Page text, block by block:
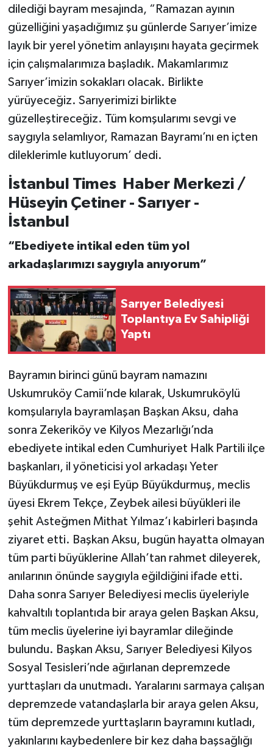
dilediği bayram mesajında, “Ramazan ayının
güzelliğini yaşadığımız şu günlerde Sarıyer’imize
layık bir yerel yönetim anlayışını hayata geçirmek
için çalışmalarımıza başladık. Makamlarımız
Sarıyer’imizin sokakları olacak. Birlikte
yürüyeceğiz. Sarıyerimizi birlikte
güzelleştireceğiz. Tüm komşularımı sevgi ve
saygıyla selamlıyor, Ramazan Bayramı’nı en içten
dileklerimle kutluyorum’ dedi.
İstanbul Times Haber Merkezi /
Hüseyin Çetiner - Sarıyer -
İstanbul
“Ebediyete intikal eden tüm yol
arkadaşlarımızı saygıyla anıyorum”
Sarıyer Belediyesi
Toplantıya Ev Sahipliği
Yaptı
Bayramın birinci günü bayram namazını
Uskumruköy Camii’nde kılarak, Uskumruköylü
komşularıyla bayramlaşan Başkan Aksu, daha
sonra Zekeriköy ve Kilyos Mezarlığı’nda
ebediyete intikal eden Cumhuriyet Halk Partili ilçe
başkanları, il yöneticisi yol arkadaşı Yeter
Büyükdurmuş ve eşi Eyüp Büyükdurmuş, meclis
üyesi Ekrem Tekçe, Zeybek ailesi büyükleri ile
şehit Asteğmen Mithat Yılmaz’ı kabirleri başında
ziyaret etti. Başkan Aksu, bugün hayatta olmayan
tüm parti büyüklerine Allah’tan rahmet dileyerek,
anılarının önünde saygıyla eğildiğini ifade etti.
Daha sonra Sarıyer Belediyesi meclis üyeleriyle
kahvaltılı toplantıda bir araya gelen Başkan Aksu,
tüm meclis üyelerine iyi bayramlar dileğinde
bulundu. Başkan Aksu, Sarıyer Belediyesi Kilyos
Sosyal Tesisleri’nde ağırlanan depremzede
yurttaşları da unutmadı. Yaralarını sarmaya çalışan
depremzede vatandaşlarla bir araya gelen Aksu,
tüm depremzede yurttaşların bayramını kutladı,
yakınlarını kaybedenlere bir kez daha başsağlığı